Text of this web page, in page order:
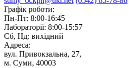
Графік роботи:
Пн-Пт: 8:00-16:45
Лабораторії: 8:00-15:57
Сб, Нд: вихідний
Адреса:
вул. Привокзальна, 27,
м. Суми, 40003